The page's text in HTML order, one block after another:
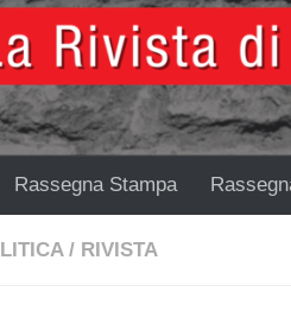
Rassegna Stampa
/ RIVISTA